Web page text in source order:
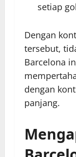
setiap
Dengan
tersebut,
Barcelona
dengan
panjang.